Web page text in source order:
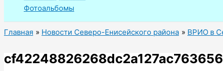
Фотоальбомы
Главная Новости Северо-Енисейского района ВРИО в